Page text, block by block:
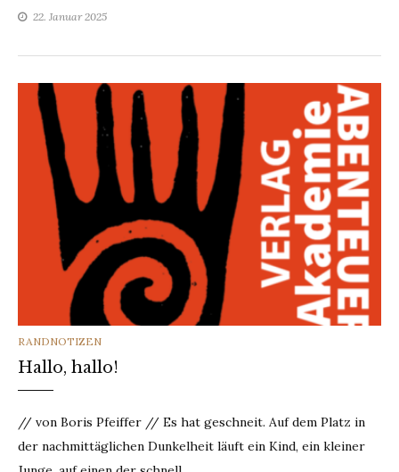
22. Januar 2025
CATEGORIES
RANDNOTIZEN
Hallo, hallo!
// von Boris Pfeiffer // Es hat geschneit. Auf dem Platz in
der nachmittäglichen Dunkelheit läuft ein Kind, ein kleiner